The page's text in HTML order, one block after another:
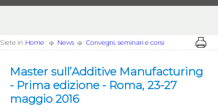
Siete in Home News Convegni, seminari e corsi
Master sull’Additive Manufacturing
- Prima edizione - Roma, 23-27
maggio 2016